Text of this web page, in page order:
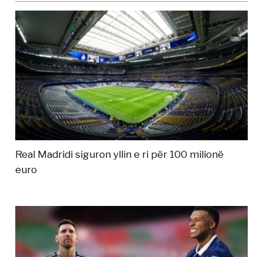
Real Madridi siguron yllin e ri për 100 milionë
euro